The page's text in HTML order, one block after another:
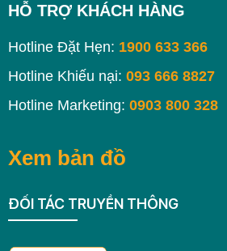
HỖ TRỢ KHÁCH HÀNG
Hotline Đặt Hẹn: 1900 633 366
Hotline Khiếu nại: 093 666 8827
Hotline Marketing: 0903 800 328
Xem bản đồ
ĐỐI TÁC TRUYỀN THÔNG